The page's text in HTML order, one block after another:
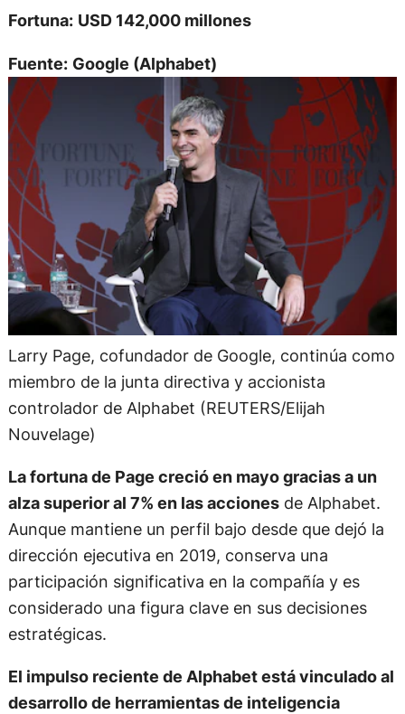
Fortuna: USD 142,000 millones
Fuente: Google (Alphabet)
Larry Page, cofundador de Google, continúa como
miembro de la junta directiva y accionista
controlador de Alphabet (REUTERS/Elijah
Nouvelage)
La fortuna de Page creció en mayo gracias a un
alza superior al 7% en las accionesde Alphabet.
Aunque mantiene un perfil bajo desde que dejó la
dirección ejecutiva en 2019, conserva una
participación significativa en la compañía y es
considerado una figura clave en sus decisiones
estratégicas.
El impulso reciente de Alphabet está vinculado al
desarrollo de herramientas de inteligencia